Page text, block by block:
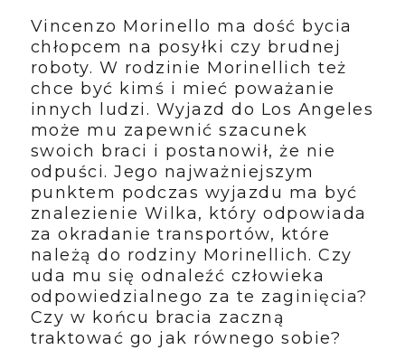
Vincenzo Morinello ma dość bycia
chłopcem na posyłki czy brudnej
roboty. W rodzinie Morinellich też
chce być kimś i mieć poważanie
innych ludzi. Wyjazd do Los Angeles
może mu zapewnić szacunek
swoich braci i postanowił, że nie
odpuści. Jego najważniejszym
punktem podczas wyjazdu ma być
znalezienie Wilka, który odpowiada
za okradanie transportów, które
należą do rodziny Morinellich. Czy
uda mu się odnaleźć człowieka
odpowiedzialnego za te zaginięcia?
Czy w końcu bracia zaczną
traktować go jak równego sobie?